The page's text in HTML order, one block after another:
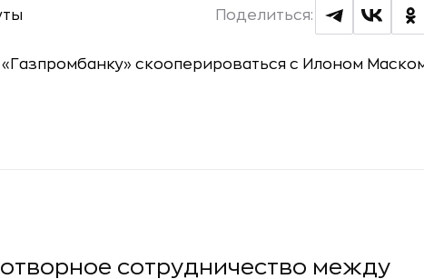
Поделиться:
сотрудничество между